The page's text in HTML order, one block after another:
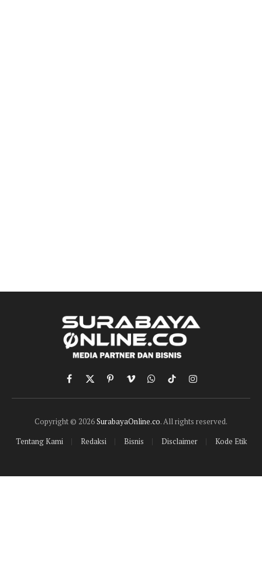
Facebook
X
(Twitter)
PinterestVimeoWhatsApp
TikTokInstagram
Copyright © 2026SurabayaOnline.co. All rights reserved.
Tentang Kami
Redaksi Bisnis Disclaimer Kode Etik